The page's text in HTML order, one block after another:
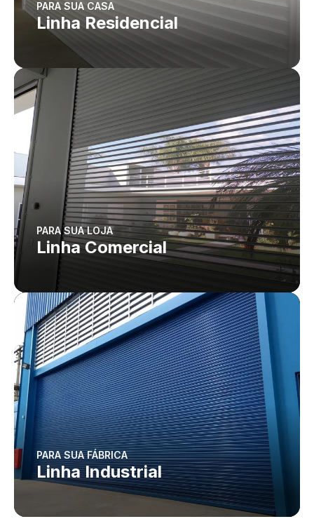
PARA SUA CASA
Linha Residencial
PARA SUA LOJA
Linha Comercial
PARA SUA FÁBRICA
Linha Industrial